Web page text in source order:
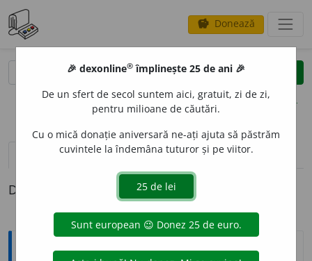
savings Donează
clear
opțiuni
definiții (1) pronunțievolume_up (3)
Definiția cu ID-ul 1262605:
Explicative DEX
🎉 dexonline® împlinește 25 de ani 🎉
De un sfert de secol suntem aici, gratuit, zi de zi,
pentru milioane de căutări.
Cu o mică donație aniversară ne-ați ajuta să păstrăm
cuvintele la îndemâna tuturor și pe viitor.